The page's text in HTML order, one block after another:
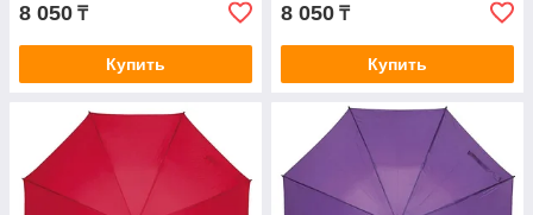
8 050 ₸
Купить
8 050 ₸
Купить